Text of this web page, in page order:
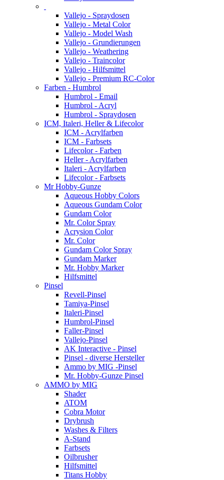
Vallejo - Spraydosen
Vallejo - Metal Color
Vallejo - Model Wash
Vallejo - Grundierungen
Vallejo - Weathering
Vallejo - Traincolor
Vallejo - Hilfsmittel
Vallejo - Premium RC-Color
Farben - Humbrol
Humbrol - Email
Humbrol - Acryl
Humbrol - Spraydosen
ICM, Italeri, Heller & Lifecolor
ICM - Acrylfarben
ICM - Farbsets
Lifecolor - Farben
Heller - Acrylfarben
Italeri - Acrylfarben
Lifecolor - Farbsets
Mr Hobby-Gunze
Aqueous Hobby Colors
Aqueous Gundam Color
Gundam Color
Mr. Color Spray
Acrysion Color
Mr. Color
Gundam Color Spray
Gundam Marker
Mr. Hobby Marker
Hilfsmittel
Pinsel
Revell-Pinsel
Tamiya-Pinsel
Italeri-Pinsel
Humbrol-Pinsel
Faller-Pinsel
Vallejo-Pinsel
AK Interactive - Pinsel
Pinsel - diverse Hersteller
Ammo by MIG -Pinsel
Mr. Hobby-Gunze Pinsel
AMMO by MIG
Shader
ATOM
Cobra Motor
Drybrush
Washes & Filters
A-Stand
Farbsets
Oilbrusher
Hilfsmittel
Titans Hobby